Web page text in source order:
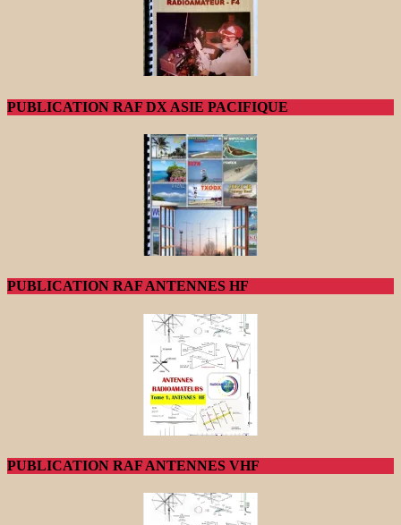
PUBLICATION RAF DX ASIE PACIFIQUE
PUBLICATION RAF ANTENNES HF
PUBLICATION RAF ANTENNES VHF